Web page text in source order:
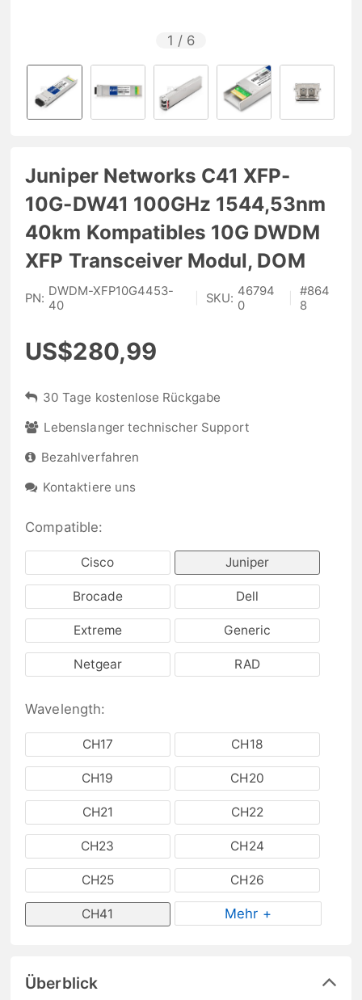
1 / 6
Juniper Networks C41 XFP-
10G-DW41 100GHz 1544,53nm
40km Kompatibles 10G DWDM
XFP Transceiver Modul, DOM
PN: DWDM-XFP10G4453-
40
SKU: 46794
0
#864
8
US$280,99
30 Tage kostenlose Rückgabe
Lebenslanger technischer Support
Bezahlverfahren
Kontaktiere uns
Compatible:
Cisco Juniper
Brocade Dell
Extreme Generic
Netgear RAD
Wavelength:
CH17 CH18
CH19 CH20
CH21 CH22
CH23 CH24
CH25 CH26
CH41 Mehr +
Überblick